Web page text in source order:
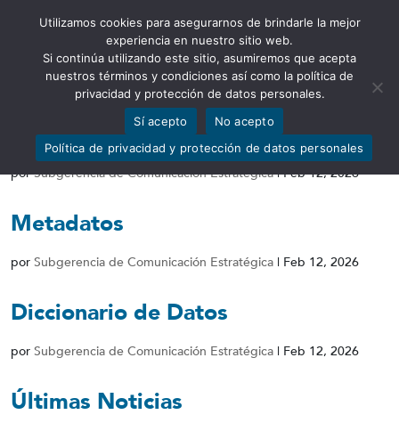
Abrir barra de herramientas
Conjunto de Datos
porSubgerencia de Comunicación Estratégica|Feb 12, 2026
Metadatos
por Subgerencia de Comunicación Estratégica | Feb 12, 2026
Diccionario de Datos
por Subgerencia de Comunicación Estratégica | Feb 12, 2026
Últimas Noticias
Utilizamos cookies para asegurarnos de brindarle la mejor
experiencia en nuestro sitio web.
Si continúa utilizando este sitio, asumiremos que acepta
nuestros términos y condiciones así como la política de
privacidad y protección de datos personales.
Sí acepto
No acepto
Política de privacidad y protección de datos personales